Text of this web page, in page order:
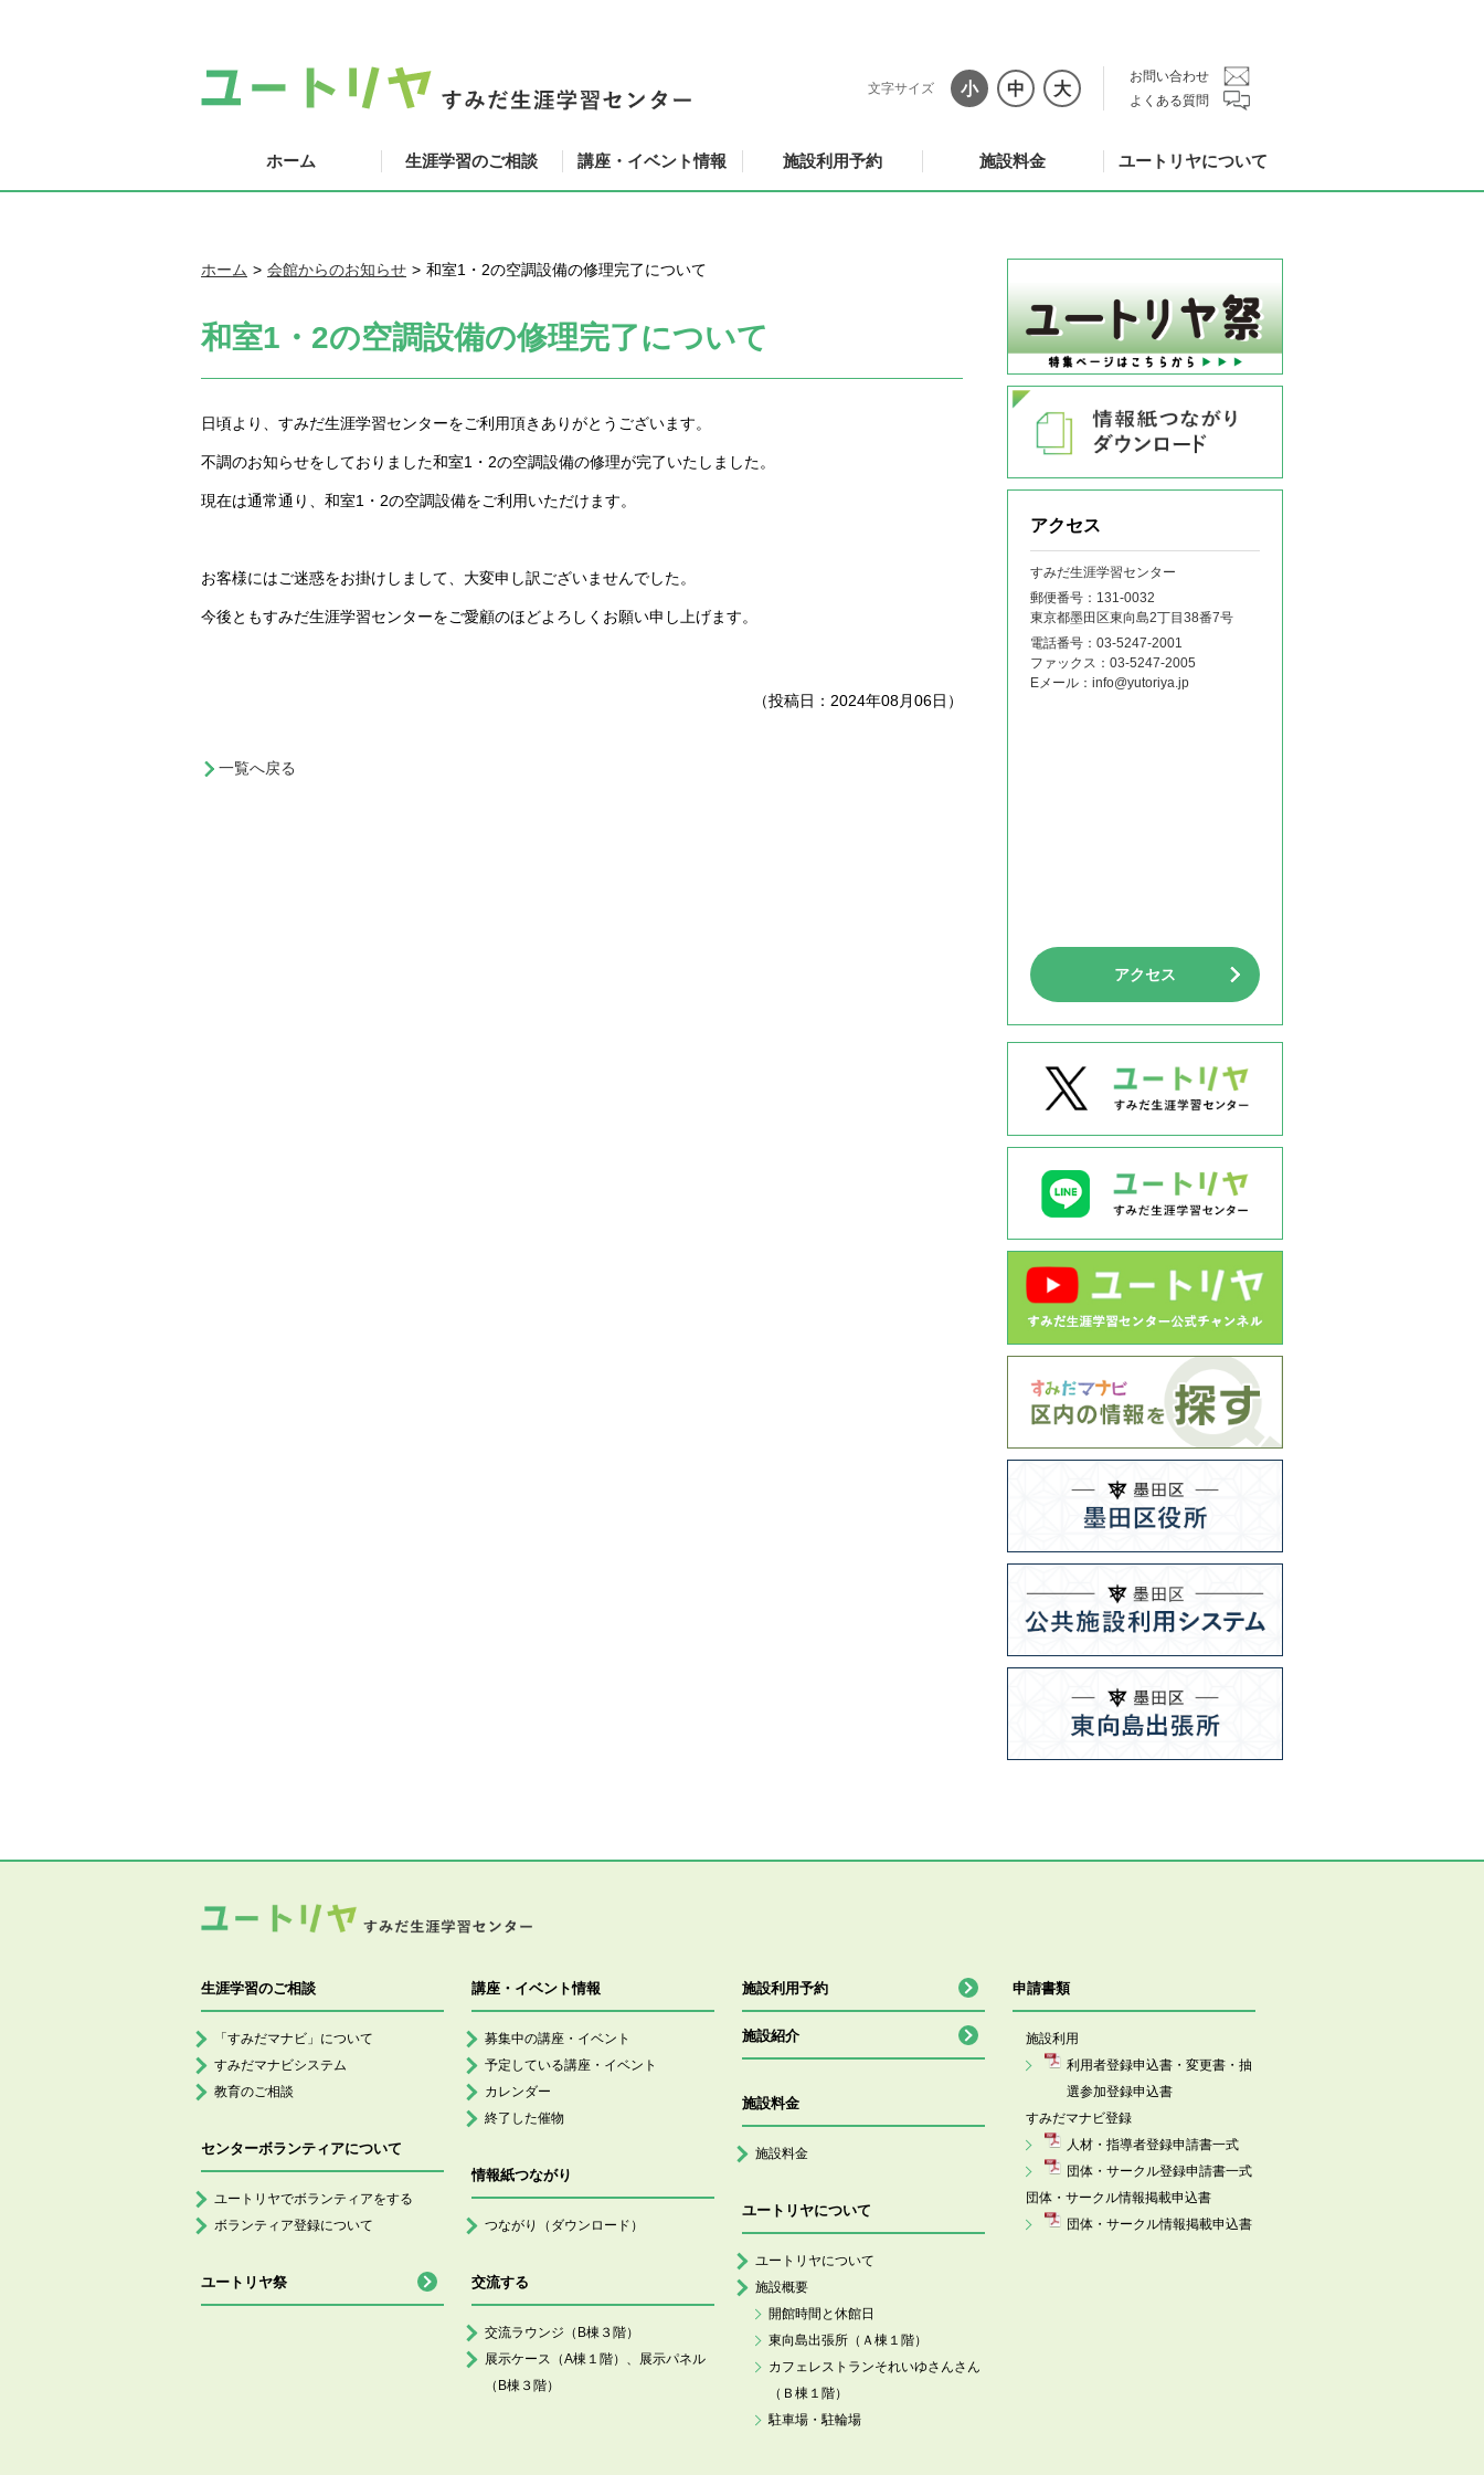
文字サイズ 小 中 大
お問い合わせ
よくある質問
ホーム 生涯学習のご相談 講座・イベント情報 施設利用予約 施設料金 ユートリヤについて
ホーム 会館からのお知らせ 和室1・2の空調設備の修理完了について
和室1・2の空調設備の修理完了について
日頃より、すみだ生涯学習センターをご利用頂きありがとうございます。
不調のお知らせをしておりました和室1・2の空調設備の修理が完了いたしました。
現在は通常通り、和室1・2の空調設備をご利用いただけます。
お客様にはご迷惑をお掛けしまして、大変申し訳ございませんでした。
今後ともすみだ生涯学習センターをご愛顧のほどよろしくお願い申し上げます。
（投稿日：2024年08月06日）
一覧へ戻る
アクセス
すみだ生涯学習センター
郵便番号：131‐0032
東京都墨田区東向島2丁目38番7号
電話番号： 03-5247-2001
ファックス： 03-5247-2005
Eメール： info@yutoriya.jp
アクセス
生涯学習のご相談
「すみだマナビ」について
すみだマナビシステム
教育のご相談
センターボランティアについて
ユートリヤでボランティアをする
ボランティア登録について
ユートリヤ祭
講座・イベント情報
募集中の講座・イベント
予定している講座・イベント
カレンダー
終了した催物
情報紙つながり
つながり（ダウンロード）
交流する
交流ラウンジ（B棟３階）
展示ケース（A棟１階）、展示パネル
（B棟３階）
施設利用予約
施設紹介
施設料金
施設料金
ユートリヤについて
ユートリヤについて
施設概要
開館時間と休館日
東向島出張所（Ａ棟１階）
カフェレストランそれいゆさんさん
（Ｂ棟１階）
駐車場・駐輪場
申請書類
施設利用
利用者登録申込書・変更書・抽
選参加登録申込書
すみだマナビ登録
人材・指導者登録申請書一式
団体・サークル登録申請書一式
団体・サークル情報掲載申込書
団体・サークル情報掲載申込書